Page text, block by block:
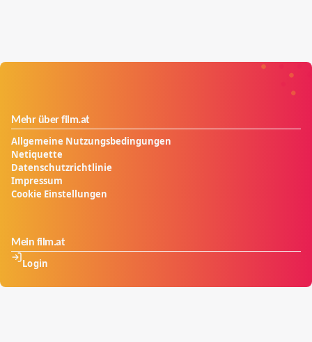
Mehr über film.at
Allgemeine Nutzungsbedingungen
Netiquette
Datenschutzrichtlinie
Impressum
Cookie Einstellungen
Mein film.at
Login